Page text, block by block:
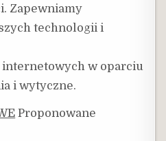
Zapewniamy
technologii i
w oparciu
i wytyczne.
Proponowane